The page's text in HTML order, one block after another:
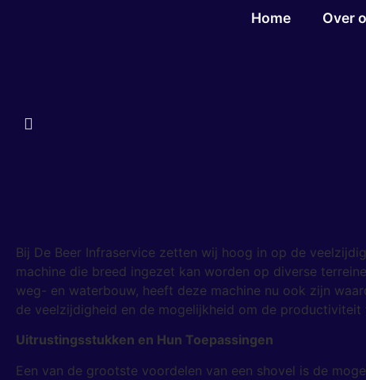
Home Over
Bij De Beer Infraservice zetten wij hoog in op de
machine die breed ingezet kan worden op diverse
weg- en waterbouw, heeft deze machine nu ook zijn
de veelzijdigheid en de mogelijkheid om de
Uitrustingsstukken en Hun Toepassingen
Een van de grootste voordelen van een shovel is de